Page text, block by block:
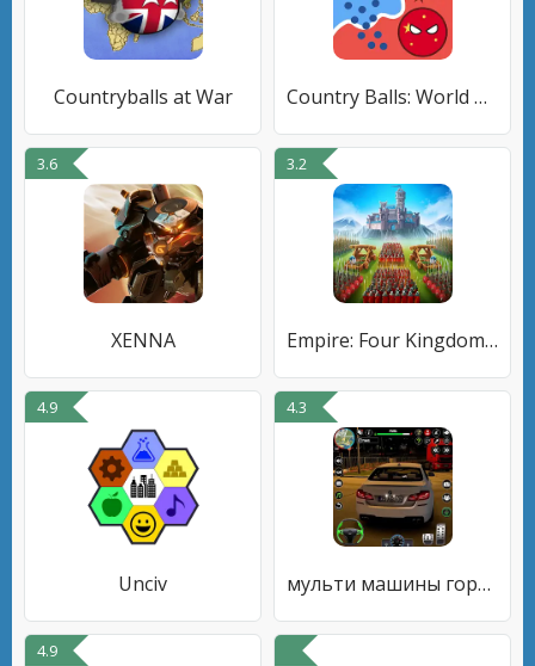
Countryballs at War Country Balls: World War
3.6
XENNA
3.2
Empire: Four Kingdoms (PL)
4.9
Unciv
4.3
мульти машины город стоянка
4.9